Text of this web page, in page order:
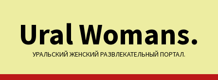
содержимому
Ural Womans.
УРАЛЬСКИЙ ЖЕНСКИЙ РАЗВЛЕКАТЕЛЬНЫЙ ПОРТАЛ.